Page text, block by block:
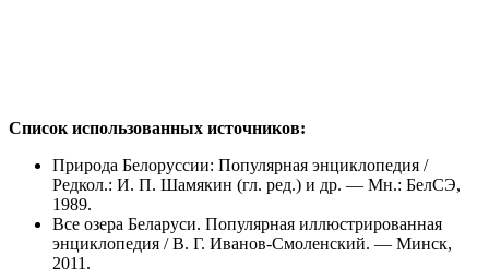
Список использованных источников:
Природа Белоруссии: Популярная энциклопедия /
Редкол.: И. П. Шамякин (гл. ред.) и др. — Мн.: БелСЭ,
1989.
Все озера Беларуси. Популярная иллюстрированная
энциклопедия / В. Г. Иванов-Смоленский. — Минск,
2011.